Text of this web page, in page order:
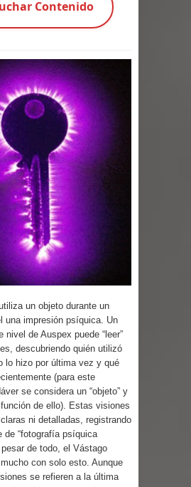
Una Piraña en el Bidé
01: Escondido a Plena Luz
02: El Enemigo de mi Enemigo
06: Coletazos
05: Los Horrores del Infierno
04: Oídos Sordos
03: La Traición
Reflexiones
Contenido
un objeto durante un
una impresión psíquica. Un
nivel de Auspex puede “leer”
descubriendo quién utilizó
lo hizo por última vez y qué
(para este
se considera un “objeto” y
de ello). Estas visiones
ni detalladas, registrando
de “fotografía psíquica
pesar de todo, el Vástago
con solo esto. Aunque
se refieren a la última